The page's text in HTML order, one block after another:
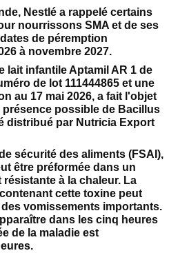
Nestlé a rappelé certains
nourrissons SMA et de ses
de péremption
à novembre 2027.
lait infantile Aptamil AR 1 de
de lot 111444865 et une
au 17 mai 2026, a fait l'objet
possible de Bacillus
distribué par Nutricia Export
sécurité des aliments (FSAI),
être préformée dans un
à la chaleur. La
cette toxine peut
vomissements importants.
dans les cinq heures
de la maladie est